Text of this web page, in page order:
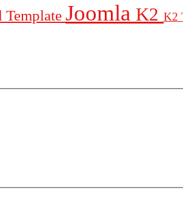
Template Joomla K2 K2